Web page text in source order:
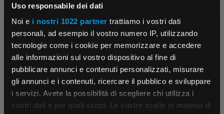
Uso responsabile dei dati
Noi e i nostri 1022 partner trattiamo i vostri dati
personali, ad esempio il vostro numero IP, utilizzando
tecnologie come i cookie per memorizzare e accedere
alle informazioni sul vostro dispositivo al fine di
pubblicare annunci e contenuti personalizzati, misurare
gli annunci e i contenuti, ricercare il pubblico e sviluppare
i servizi. Avete la possibilità di scegliere chi utilizza i
vostri dati e per quali scopi. Le vostre scelte in materia di
×
Chiedi ai nostri tecnici
Contattaci
Parla con il customer care dedicato
Fissa una consulenza
Ti affiancheremo passo dopo passo